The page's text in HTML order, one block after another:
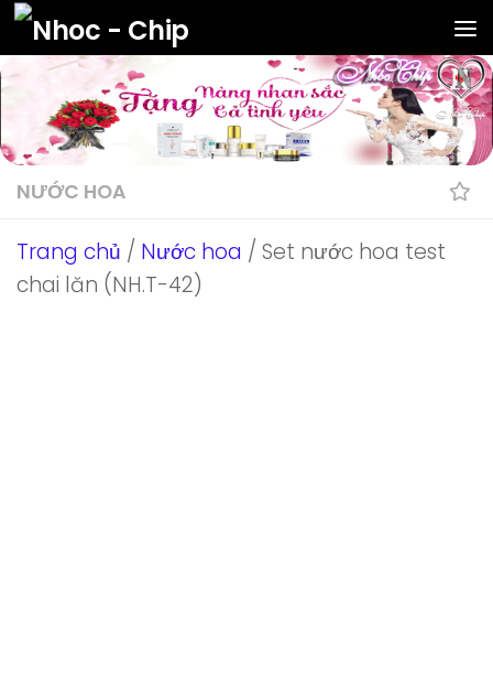
Skip to content
NƯỚC HOA
Trang chủ / Nước hoa / Set nước hoa test
chai lăn (NH.T-42)